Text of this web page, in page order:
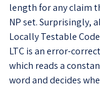
length for any claim
NP set. Surprisingly,
Locally Testable
LTC is an error-
which reads a
word and decides